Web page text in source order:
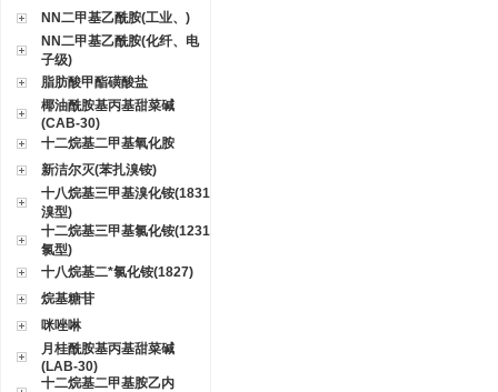
NN二甲基乙酰胺(工业、)
NN二甲基乙酰胺(化纤、电
子级)
脂肪酸甲酯磺酸盐
椰油酰胺基丙基甜菜碱
(CAB-30)
十二烷基二甲基氧化胺
新洁尔灭(苯扎溴铵)
十八烷基三甲基溴化铵(1831
溴型)
十二烷基三甲基氯化铵(1231
氯型)
十八烷基二*氯化铵(1827)
烷基糖苷
咪唑啉
月桂酰胺基丙基甜菜碱
(LAB-30)
十二烷基二甲基胺乙内